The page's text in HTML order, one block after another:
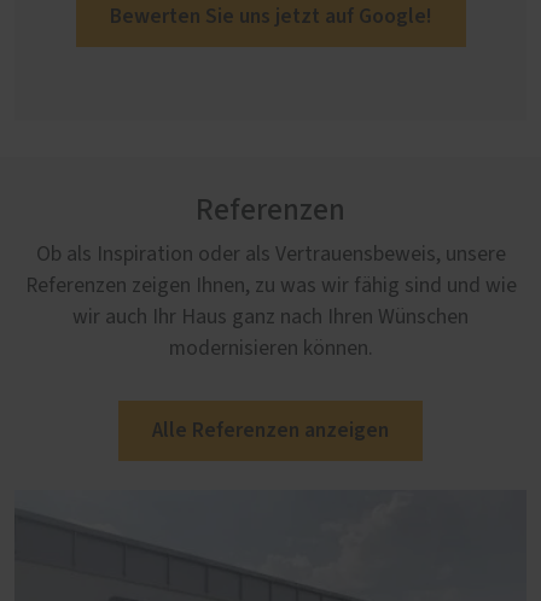
Bewerten Sie uns jetzt auf Google!
Referenzen
Ob als Inspiration oder als Vertrauensbeweis, unsere
Referenzen zeigen Ihnen, zu was wir fähig sind und wie
wir auch Ihr Haus ganz nach Ihren Wünschen
modernisieren können.
Alle Referenzen anzeigen